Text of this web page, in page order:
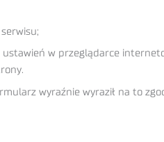
w przeglądarce
wyraźnie wyraził na to